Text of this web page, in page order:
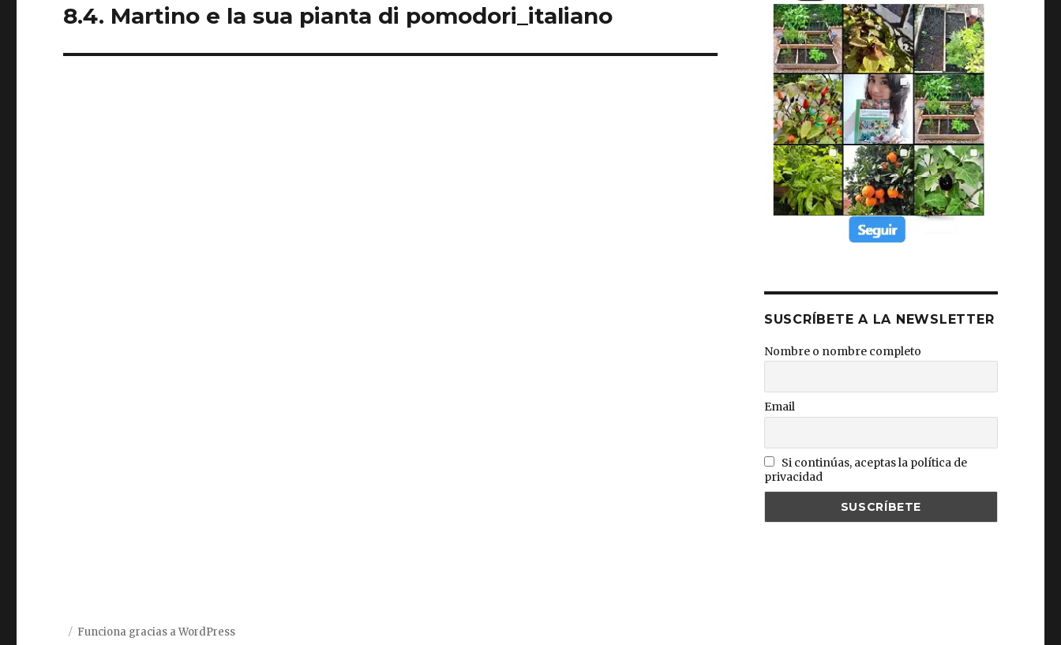
de
8.4. Martino e la sua pianta di pomodori_italiano
SUSCRÍBETE A LA NEWSLETTER
Nombre o nombre completo
Email
Si continúas, aceptas la política de
privacidad
Funciona gracias a WordPress